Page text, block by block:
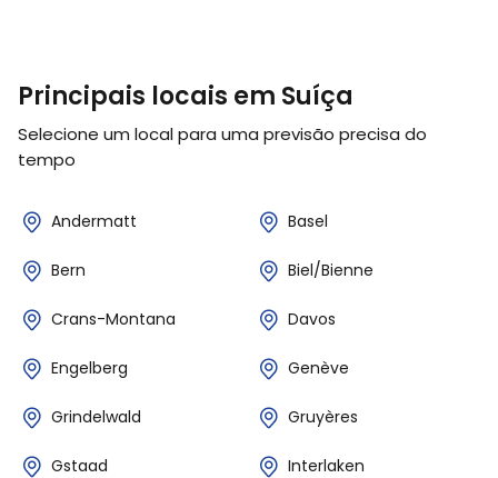
Principais locais em Suíça
Selecione um local para uma previsão precisa do
tempo
Andermatt Basel
Bern Biel/Bienne
Crans-Montana Davos
Engelberg Genève
Grindelwald Gruyères
Gstaad Interlaken